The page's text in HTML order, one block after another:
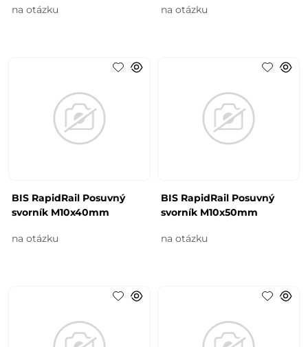
na otázku na otázku
BIS RapidRail Posuvný
svorník M10x40mm
na otázku
BIS RapidRail Posuvný
svorník M10x50mm
na otázku